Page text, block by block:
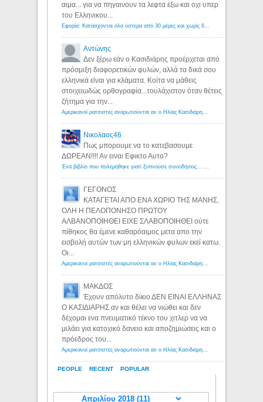
PEOPLE RECENT POPULAR
αιμα... για να πηγαινουν τα λεφτα εξω και οχι υπερ
του Ελληνικου...
Εφορία: Κατάσχονται όλα ύστερα από 30 μέρες και χωρίς δικαστικές αποφάσεις - Λόγιος Ερμής
Αντώνης
Δεν ξέρω εάν ο Κασιδιάρης προέρχεται από
πρόσμιξη διαφορετικών φυλών, αλλά τα δικά σου
ελληνικά είναι για κλάματα. Κοίτα να μάθεις
στοιχειωδώς ορθογραφία...τουλάχιστον όταν θέτεις
ζήτημα για την...
Αμερικανοί ρατσιστές αναρωτιούνται αν ο Ηλίας Κασιδιάρης ανήκει στη λευκή φυλή... - Λόγιος Ερμής
Νικολαος46
Πως μπορουμε να το κατεβασουμε
ΔΩΡΕΑΝ!!!! Αν ειναι Εφικτο Αυτο?
Ένα βιβλίο που πολεμήθηκε γιατί ξυπνούσε συνειδήσεις... - Λόγιος Ερμής | Η γνώση ξεκινάει με την αναζήτηση...
ΓΕΓΟΝΟΣ
ΚΑΤΑΓΕΤΑΙ ΑΠΟ ΕΝΑ ΧΩΡΙΟ ΤΗΣ ΜΑΝΗΣ.
ΟΛΗ Η ΠΕΛΟΠΟΝΗΣΟ ΠΡΩΤΟΥ
ΑΛΒΑΝΟΠΟΙΗΘΕΙ ΕΙΧΕ ΣΛΑΒΟΠΟΙΗΘΕΙ ούτε
πίθηκος θα έμενε καθαρόαιμος μετα απο την
εισβολή αυτών των μη ελληνικών φυλων εκεί κατω.
Οι...
Αμερικανοί ρατσιστές αναρωτιούνται αν ο Ηλίας Κασιδιάρης ανήκει στη λευκή φυλή... - Λόγιος Ερμής
ΜΑΚΔΟΣ
Έχουν απόλυτο δίκιο ΔΕΝ ΕΙΝΑΙ ΕΛΛΗΝΑΣ
Ο ΚΑΣΙΔΙΑΡΗΣ αν και θέλει να νιώθει και δεν
δέχομαι ενα πνευματικό τέκνο του χιτλερ να να
μιλάει για κατοχικό δανειο και αποζημιώσεις και ο
πρόεδρος του...
Αμερικανοί ρατσιστές αναρωτιούνται αν ο Ηλίας Κασιδιάρης ανήκει στη λευκή φυλή... - Λόγιος Ερμής